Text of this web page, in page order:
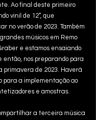
Ao final deste primeiro
vinil de 12”, que
no verão de 2023. Também
músicos em Remo
e estamos ensaiando
então, nos preparando para
primavera de 2023. Haverá
para a implementação ao
e amostras.
a terceira música